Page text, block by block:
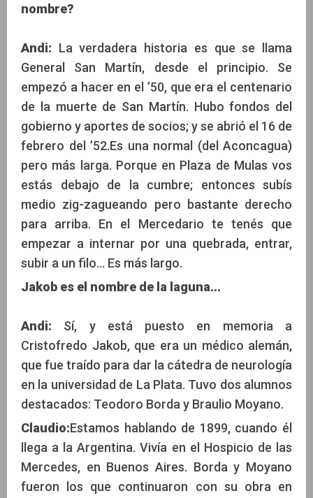
nombre?
Andi: La verdadera historia es que se llama
General San Martín, desde el principio. Se
empezó a hacer en el ’50, que era el centenario
de la muerte de San Martín. Hubo fondos del
gobierno y aportes de socios; y se abrió el 16 de
febrero del ’52.Es una normal (del Aconcagua)
pero más larga. Porque en Plaza de Mulas vos
estás debajo de la cumbre; entonces subís
medio zig-zagueando pero bastante derecho
para arriba. En el Mercedario te tenés que
empezar a internar por una quebrada, entrar,
subir a un filo... Es más largo.
Jakob es el nombre de la laguna...
Andi: Sí, y está puesto en memoria a
Cristofredo Jakob, que era un médico alemán,
que fue traído para dar la cátedra de neurología
en la universidad de La Plata. Tuvo dos alumnos
destacados: Teodoro Borda y Braulio Moyano.
Claudio:Estamos hablando de 1899, cuando él
llega a la Argentina. Vivía en el Hospicio de las
Mercedes, en Buenos Aires. Borda y Moyano
fueron los que continuaron con su obra en